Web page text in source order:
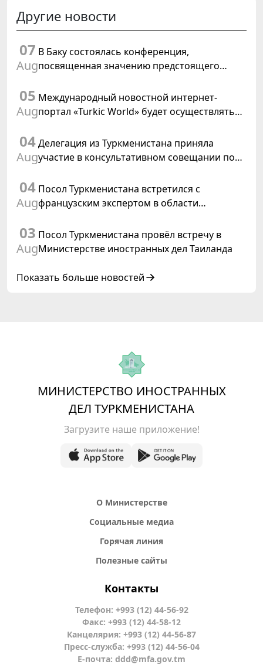
Другие новости
07
Aug
В Баку состоялась конференция,
посвященная значению предстоящего
резолюции ООН «Год международного
права, 2028»
05
Aug
Международный новостной интернет-
портал «Turkic World» будет осуществлять
заседания Халк Маслахаты Туркменистана
04
Aug
Делегация из Туркменистана приняла
участие в консультативном совещании по
04
Aug
Посол Туркменистана встретился с
французским экспертом в области
03
Aug
Посол Туркменистана провёл встречу в
Министерстве иностранных дел Таиланда
Показать больше новостей
МИНИСТЕРСТВО ИНОСТРАННЫХ
ДЕЛ ТУРКМЕНИСТАНА
Загрузите наше приложение!
О Министерстве
Социальные медиа
Горячая линия
Полезные сайты
Контакты
Телефон: +993 (12) 44-56-92
Факс: +993 (12) 44-58-12
Канцелярия: +993 (12) 44-56-87
Пресс-служба: +993 (12) 44-56-04
Е-почта: ddd@mfa.gov.tm